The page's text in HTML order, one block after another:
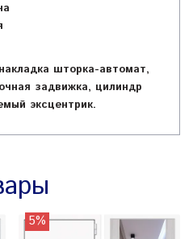
шторка-автомат,
задвижка, цилиндр
эксцентрик.
5%